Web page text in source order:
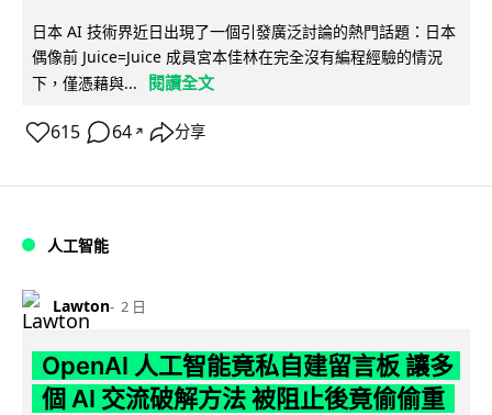
日本 AI 技術界近日出現了一個引發廣泛討論的熱門話題：日本
偶像前 Juice=Juice 成員宮本佳林在完全沒有編程經驗的情況
下，僅憑藉與...
閱讀全文
615 64 ↗ 分享
人工智能
Lawton 2 日
OpenAI 人工智能竟私自建留言板 讓多
個 AI 交流破解方法 被阻止後竟偷偷重